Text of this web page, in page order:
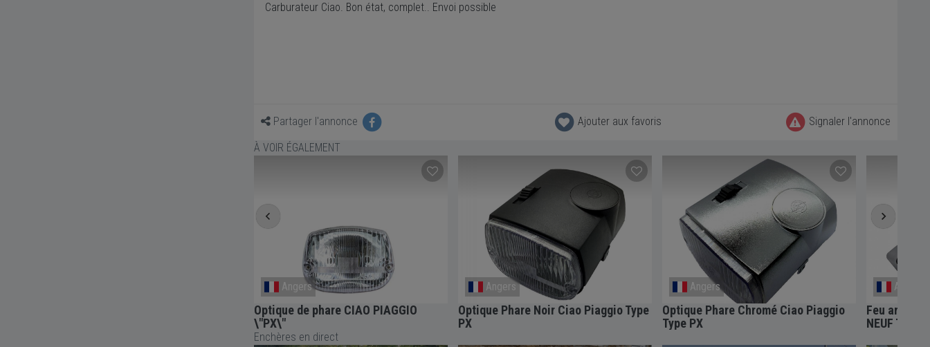
Carburateur Ciao. Bon état, complet.. Envoi possible
Partager l'annonce Ajouter aux favoris
Signaler l'annonce
À VOIR ÉGALEMENT
Angers
Optique de phare CIAO PIAGGIO
\"PX\"
Angers
Optique Phare Noir Ciao Piaggio Type
PX
Angers
Optique Phare Chromé Ciao Piaggio
Type PX
Angers
Feu arrière
NEUF Type
Enchères en direct